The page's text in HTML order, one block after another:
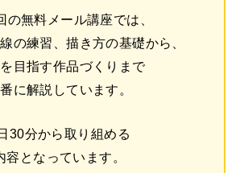
の無料メール講座では、
の練習、描き方の基礎から、
目指す作品づくりまで
に解説しています。
30分から取り組める
容となっています。